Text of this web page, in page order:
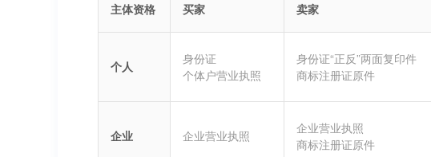
主体资格 买家 卖家
个人
身份证
个体户营业执照
身份证“正反”两面复印件
商标注册证原件
企业
企业营业执照
企业营业执照
商标注册证原件